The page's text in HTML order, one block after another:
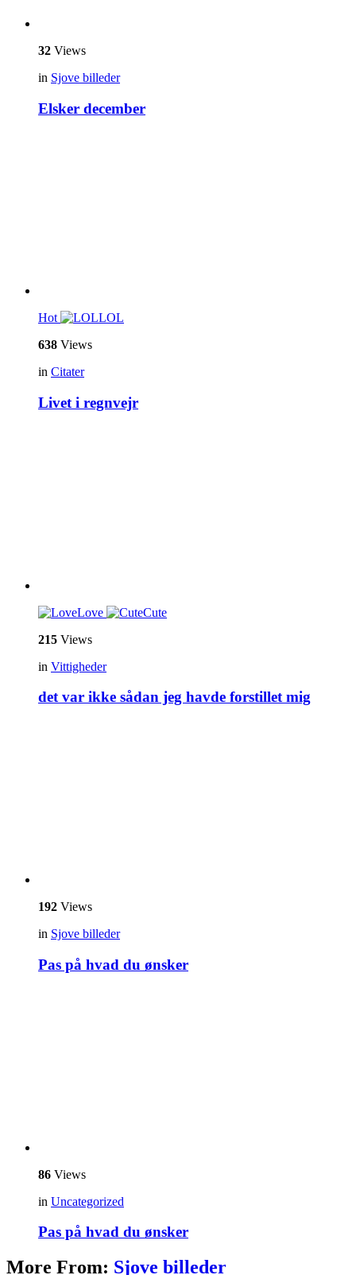
32 Views
in Sjove billeder
Elsker december
Hot
LOL
638 Views
in Citater
Livet i regnvejr
Love
Cute
215 Views
in Vittigheder
det var ikke sådan jeg havde forstillet mig
192 Views
in Sjove billeder
Pas på hvad du ønsker
86 Views
in Uncategorized
Pas på hvad du ønsker
More From: Sjove billeder